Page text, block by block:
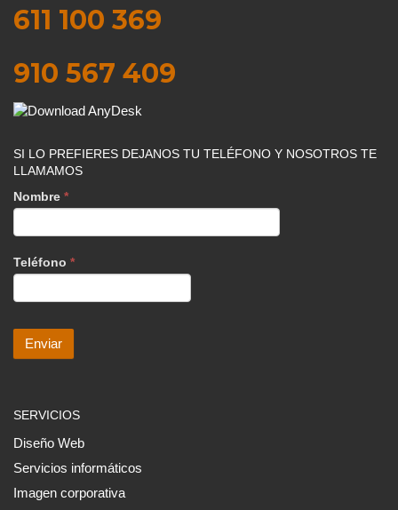
611 100 369
910 567 409
SI LO PREFIERES DEJANOS TU TELÉFONO Y NOSOTROS TE
LLAMAMOS
Nombre *
Teléfono *
SERVICIOS
Diseño Web
Servicios informáticos
Imagen corporativa